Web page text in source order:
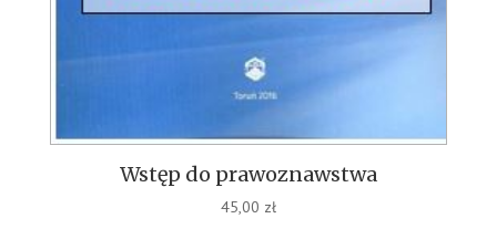
Wstęp do prawoznawstwa
45,00 zł